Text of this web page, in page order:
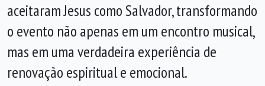
aceitaram Jesus como Salvador, transformando
o evento não apenas em um encontro musical,
mas em uma verdadeira experiência de
renovação espiritual e emocional.